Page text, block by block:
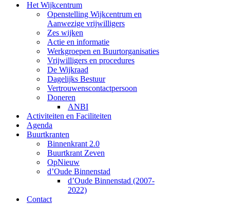
Het Wijkcentrum
Openstelling Wijkcentrum en
Aanwezige vrijwilligers
Zes wijken
Actie en informatie
Werkgroepen en Buurtorganisaties
Vrijwilligers en procedures
De Wijkraad
Dagelijks Bestuur
Vertrouwenscontactpersoon
Doneren
ANBI
Activiteiten en Faciliteiten
Agenda
Buurtkranten
Binnenkrant 2.0
Buurtkrant Zeven
OpNieuw
d’Oude Binnenstad
d’Oude Binnenstad (2007-
2022)
Contact